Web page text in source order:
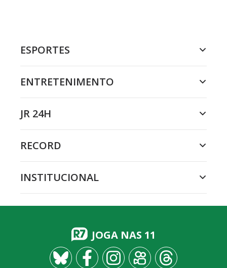
ESPORTES
ENTRETENIMENTO
JR 24H
RECORD
INSTITUCIONAL
JOGA NAS 11